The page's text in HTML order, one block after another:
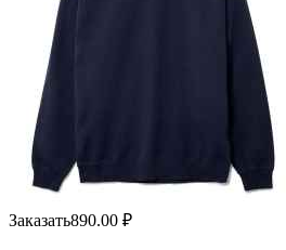
Заказать890.00 ₽